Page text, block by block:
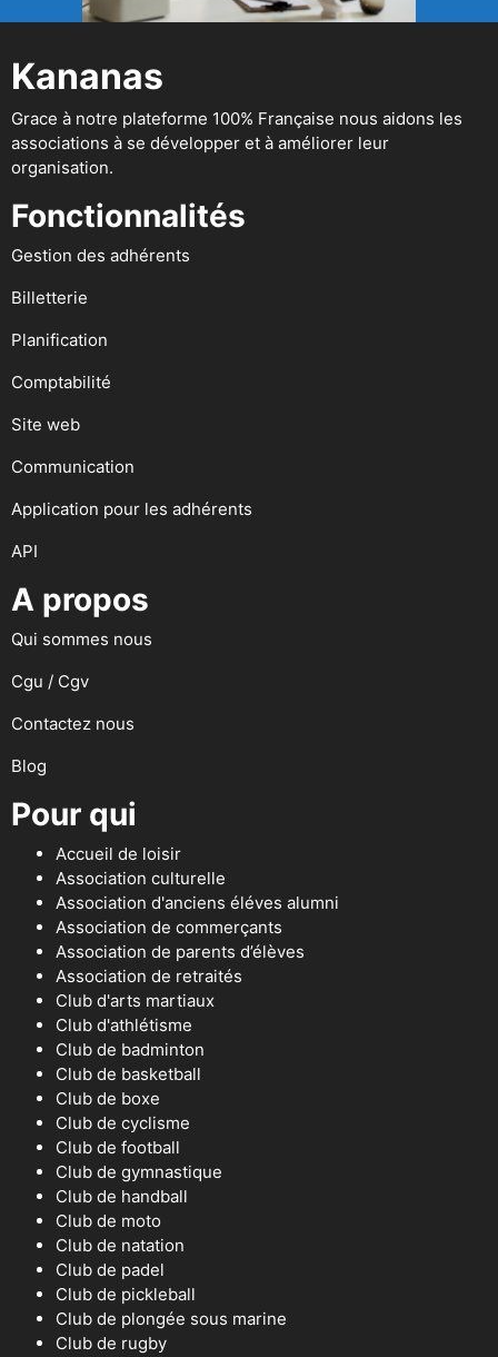
Kananas
Grace à notre plateforme 100% Française nous aidons les
associations à se développer et à améliorer leur
organisation.
Fonctionnalités
Gestion des adhérents
Billetterie
Planification
Comptabilité
Site web
Communication
Application pour les adhérents
API
A propos
Qui sommes nous
Cgu / Cgv
Contactez nous
Blog
Pour qui
Accueil de loisir
Association culturelle
Association d'anciens éléves alumni
Association de commerçants
Association de parents d’élèves
Association de retraités
Club d'arts martiaux
Club d'athlétisme
Club de badminton
Club de basketball
Club de boxe
Club de cyclisme
Club de football
Club de gymnastique
Club de handball
Club de moto
Club de natation
Club de padel
Club de pickleball
Club de plongée sous marine
Club de rugby